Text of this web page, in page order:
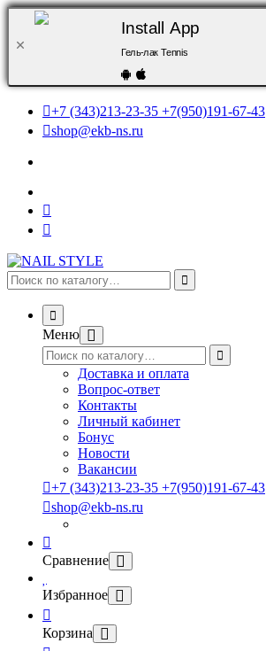
Install App
Гель-лак Tennis
+7 (343)213-23-35 +7(950)191-67-43
shop@ekb-ns.ru
Меню
Доставка и оплата
Вопрос-ответ
Контакты
Личный кабинет
Бонус
Новости
Вакансии
+7 (343)213-23-35 +7(950)191-67-43
shop@ekb-ns.ru
Сравнение
Избранное
Корзина